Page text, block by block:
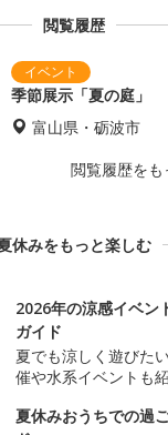
閲覧履歴
季節展示「夏の庭」
富山県・砺波市
閲覧履歴をも
休みをもっと楽しむ
2026年の涼感イベン
ガイド
夏でも涼しく遊びた
催や水系イベントも
夏休みおうちでの過